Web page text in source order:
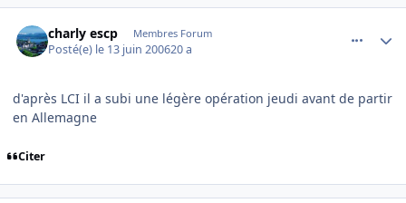
charly escp Membres Forum
Posté(e) le 13 juin 200620 a
d'après LCI il a subi une légère opération jeudi avant de partir
en Allemagne
Citer